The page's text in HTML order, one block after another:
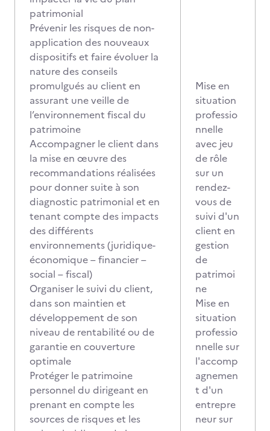
patrimonial
Prévenir les risques de non-
application des nouveaux
dispositifs et faire évoluer la
nature des conseils
promulgués au client en
assurant une veille de
l’environnement fiscal du
patrimoine
Accompagner le client dans
la mise en œuvre des
recommandations réalisées
pour donner suite à son
diagnostic patrimonial et en
tenant compte des impacts
des différents
environnements (juridique-
économique – financier –
social – fiscal)
Organiser le suivi du client,
dans son maintien et
développement de son
niveau de rentabilité ou de
garantie en couverture
optimale
Protéger le patrimoine
personnel du dirigeant en
prenant en compte les
sources de risques et les
Mise en
situation
professio
nnelle
avec jeu
de rôle
sur un
rendez-
vous de
suivi d'un
client en
gestion
de
patrimoi
ne
Mise en
situation
professio
nnelle sur
l'accomp
agnemen
t d'un
entrepre
neur sur